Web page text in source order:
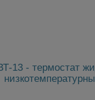
13 - термостат